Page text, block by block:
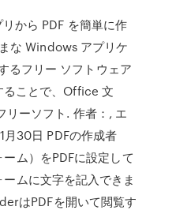
から PDF を簡単に作
な Windows アプリケ
るフリー ソフトウェア
ることで、Office 文
リーソフト. 作者：, エ
30日 PDFの作成者
ム）をPDFに設定して
ムに文字を記入できま
はPDFを開いて閲覧す